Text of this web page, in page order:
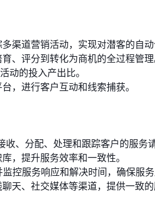
渠道营销活动，实现对潜客的自动
、评分到转化为商机的全过程管理
动的投入产出比。
，进行客户互动和线索捕获。
收、分配、处理和跟踪客户的服务请
，提升服务效率和一致性。
监控服务响应和解决时间，确保服务
天、社交媒体等渠道，提供一致的